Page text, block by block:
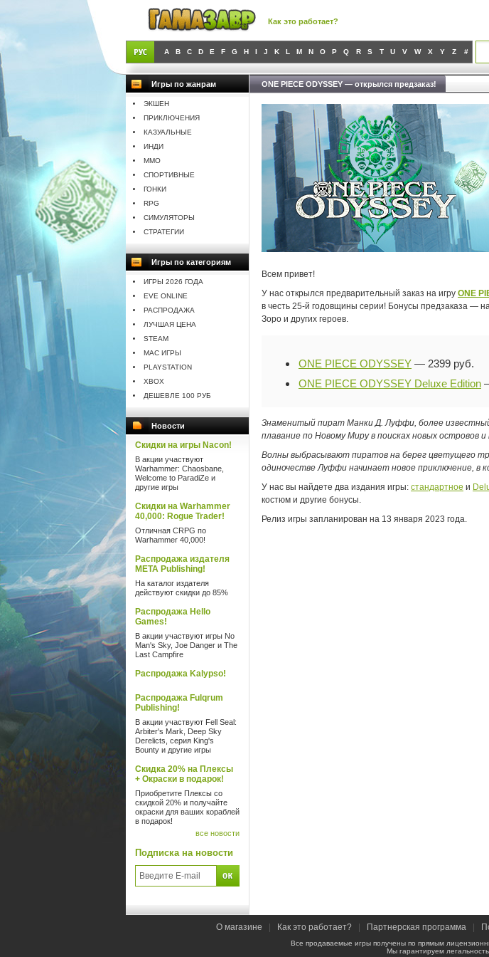
Как это работает?
A B C D E F G H I J K L M N O P Q R S T U V W X Y Z #
Игры по жанрам
ЭКШЕН
ПРИКЛЮЧЕНИЯ
КАЗУАЛЬНЫЕ
ИНДИ
MMO
СПОРТИВНЫЕ
ГОНКИ
RPG
СИМУЛЯТОРЫ
СТРАТЕГИИ
Игры по категориям
ИГРЫ 2026 ГОДА
EVE ONLINE
РАСПРОДАЖА
ЛУЧШАЯ ЦЕНА
STEAM
MAC ИГРЫ
PLAYSTATION
XBOX
ДЕШЕВЛЕ 100 РУБ
Новости
Скидки на игры Nacon!
В акции участвуют
Warhammer: Chaosbane,
Welcome to ParadiZe и
другие игры
Скидки на Warhammer
40,000: Rogue Trader!
Отличная CRPG по
Warhammer 40,000!
Распродажа издателя
META Publishing!
На каталог издателя
действуют скидки до 85%
Распродажа Hello
Games!
В акции участвуют игры No
Man's Sky, Joe Danger и The
Last Campfire
Распродажа Kalypso!
Распродажа Fulqrum
Publishing!
В акции участвуют Fell Seal:
Arbiter's Mark, Deep Sky
Derelicts, серия King's
Bounty и другие игры
Скидка 20% на Плексы
+ Окраски в подарок!
Приобретите Плексы со
скидкой 20% и получайте
окраски для ваших кораблей
в подарок!
все новости
Подписка на новости
ONE PIECE ODYSSEY — открылся предзаказ!
Всем привет!
У нас открылся предварительный заказ на игру ONE
в честь 25-й годовщины серии! Бонусы предзаказа —
Зоро и других героев.
ONE PIECE ODYSSEY — 2399 руб.
ONE PIECE ODYSSEY Deluxe Edition
Знаменитый пират Манки Д. Луффи, более
плавание по Новому Миру в поисках новых
Волны выбрасывают пиратов на берег цветущего
одиночестве Луффи начинает новое приключение, в
У нас вы найдете два издания игры: стандартное и
костюм и другие бонусы.
Релиз игры запланирован на 13 января 2023 года.
О магазине Как это работает? Партнерская программа
Все продаваемые игры получены по прямым
Мы гарантируем